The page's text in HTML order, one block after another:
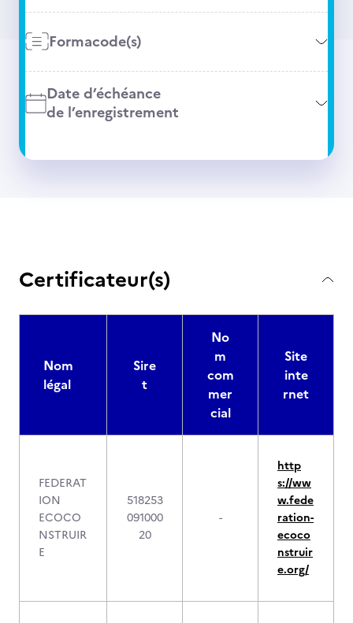
Formacode(s)
Date d’échéance
de l’enregistrement
Certificateur(s)
Nom
légal
Sire
t
No
m
com
mer
cial
Site
inte
rnet
FEDERAT
ION
ECOCO
NSTRUIR
E
518253
091000
20
-
http
s://ww
w.fede
ration-
ecoco
nstruir
e.org/